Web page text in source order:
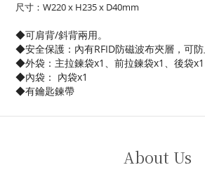
尺寸：W220 x H235 x D40mm
◆可肩背/斜背兩用。
◆安全保護： 內有RFID防磁波布夾層，可防
◆外袋： 主拉鍊袋x1、前拉鍊袋x1、後袋x1
◆內袋： 內袋x1
◆有鑰匙鍊帶
About Us